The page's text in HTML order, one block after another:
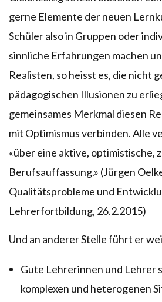
gerne Elemente der neuen
Schüler also in Gruppen oder
sinnliche Erfahrungen machen
Realisten, so heisst es, die nicht
pädagogischen Illusionen zu
gemeinsames Merkmal diesen
mit Optimismus verbinden. Alle
«über eine aktive, optimistische,
Berufsauffassung.» (Jürgen
Qualitätsprobleme und
Lehrerfortbildung, 26.2.2015)
Und an anderer Stelle führt er
Gute Lehrerinnen und Lehrer
komplexen und heterogenen